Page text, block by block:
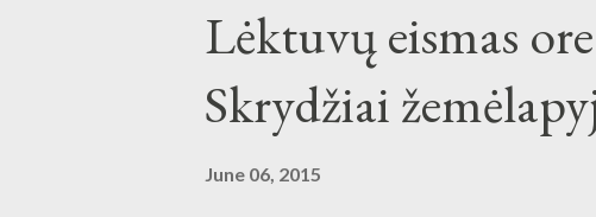
Lėktuvų eismas
Skrydžiai
June 06, 2015